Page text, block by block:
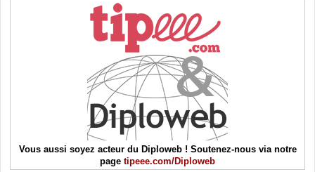
Vous aussi soyez acteur du Diploweb ! Soutenez-nous via notre
page tipeee.com/Diploweb